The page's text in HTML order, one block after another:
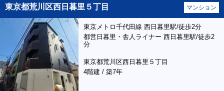
東京都荒川区西日暮里５丁目 マンション
東京メトロ千代田線 西日暮里駅/徒歩2分
都営日暮里・舎人ライナー 西日暮里駅/徒歩2
分
東京都荒川区西日暮里５丁目
4階建 / 築7年